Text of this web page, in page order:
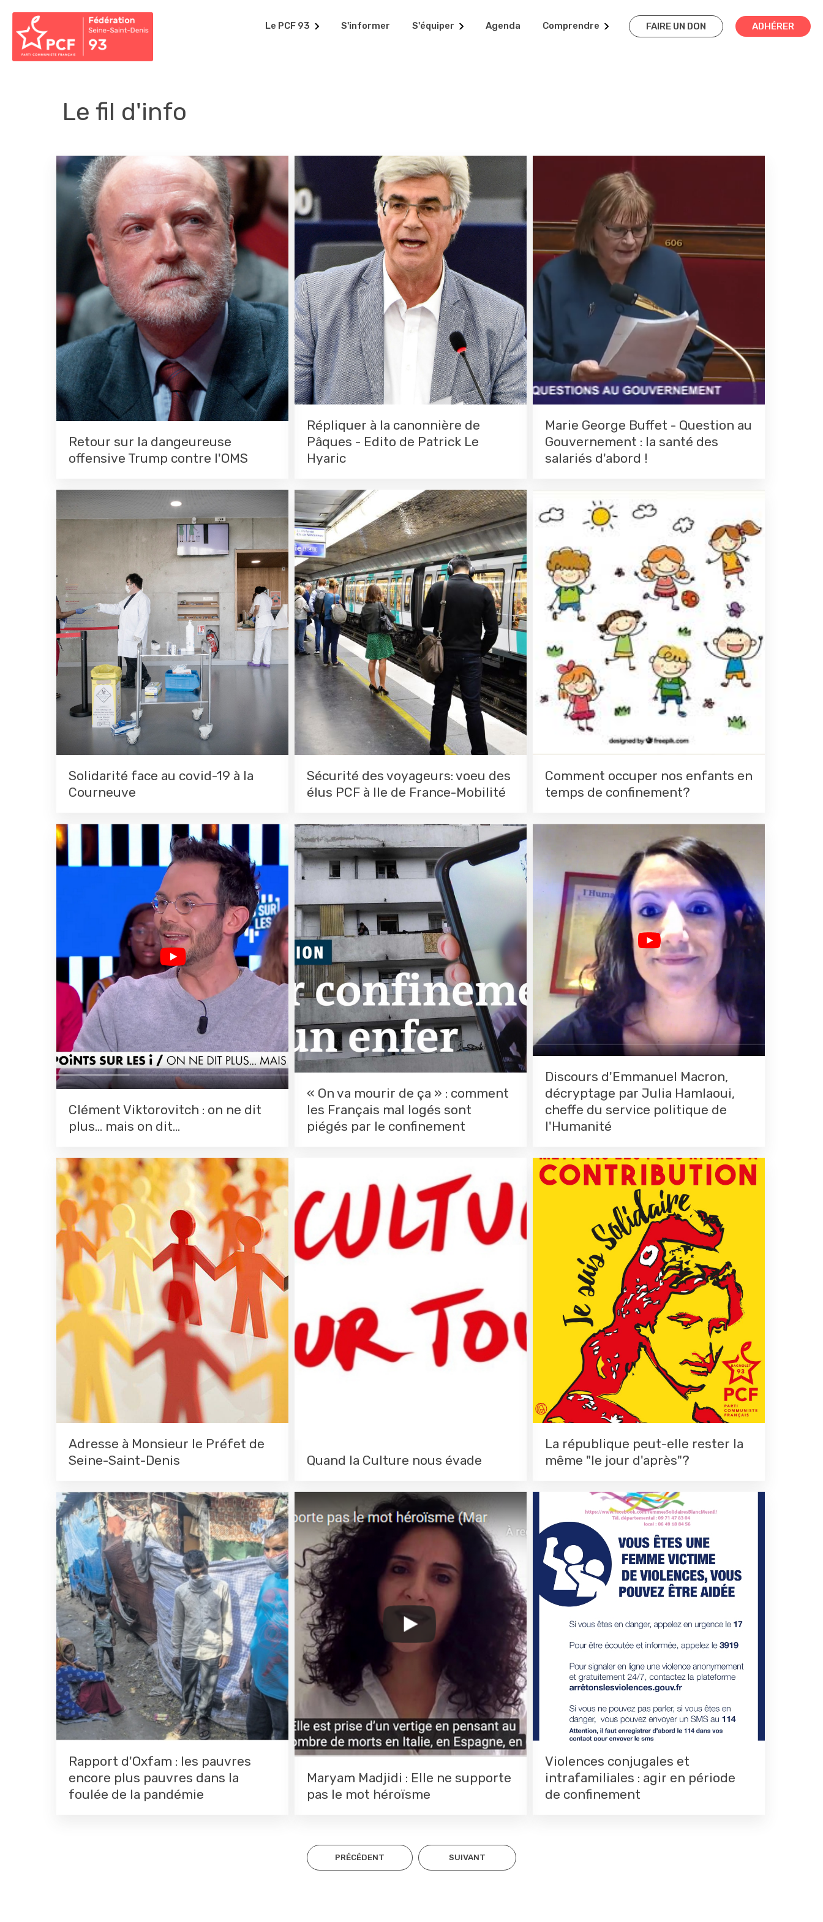
FAIRE UN DON ADHÉRER
Le PCF 93 S'informer S'équiper Agenda Comprendre
Le fil d'info
Retour sur la dangeureuse
offensive Trump contre l'OMS
Répliquer à la canonnière de
Pâques - Edito de Patrick Le
Hyaric
Marie George Buffet - Question au
Gouvernement : la santé des
salariés d'abord !
Solidarité face au covid-19 à la
Courneuve
Sécurité des voyageurs: voeu des
élus PCF à Ile de France-Mobilité
Comment occuper nos enfants en
temps de confinement?
Clément Viktorovitch : on ne dit
plus... mais on dit...
« On va mourir de ça » : comment
les Français mal logés sont
piégés par le confinement
Discours d'Emmanuel Macron,
décryptage par Julia Hamlaoui,
cheffe du service politique de
l'Humanité
Adresse à Monsieur le Préfet de
Seine-Saint-Denis
Quand la Culture nous évade
La république peut-elle rester la
même "le jour d'après"?
Rapport d'Oxfam : les pauvres
encore plus pauvres dans la
foulée de la pandémie
Maryam Madjidi : Elle ne supporte
pas le mot héroïsme
Violences conjugales et
intrafamiliales : agir en période
de confinement
PRÉCÉDENT SUIVANT